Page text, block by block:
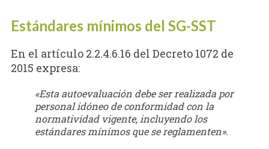
Estándares mínimos del SG-SST
En el artículo 2.2.4.6.16 del Decreto 1072 de
2015 expresa:
«Esta autoevaluación debe ser realizada por
personal idóneo de conformidad con la
normatividad vigente, incluyendo los
estándares mínimos que se reglamenten».